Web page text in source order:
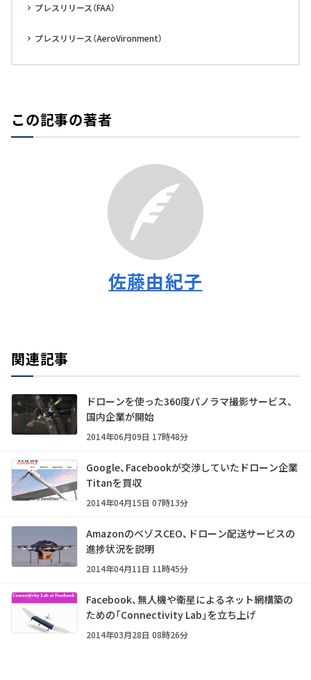
プレスリリース（FAA）
プレスリリース（AeroVironment）
この記事の著者
佐藤由紀子
関連記事
ドローンを使った360度パノラマ撮影サービス、
国内企業が開始
2014年06月09日 17時48分
Google、Facebookが交渉していたドローン企業
Titanを買収
2014年04月15日 07時13分
AmazonのベゾスCEO、ドローン配送サービスの
進捗状況を説明
2014年04月11日 11時45分
Facebook、無人機や衛星によるネット網構築の
ための「Connectivity Lab」を立ち上げ
2014年03月28日 08時26分